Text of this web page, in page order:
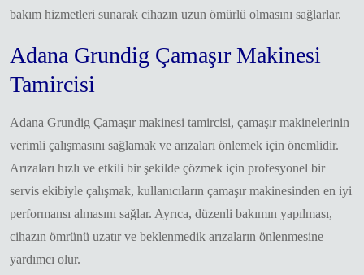
bakım hizmetleri sunarak cihazın uzun ömürlü olmasını sağlarlar.
Adana Grundig Çamaşır Makinesi
Tamircisi
Adana Grundig Çamaşır makinesi tamircisi, çamaşır makinelerinin
verimli çalışmasını sağlamak ve arızaları önlemek için önemlidir.
Arızaları hızlı ve etkili bir şekilde çözmek için profesyonel bir
servis ekibiyle çalışmak, kullanıcıların çamaşır makinesinden en iyi
performansı almasını sağlar. Ayrıca, düzenli bakımın yapılması,
cihazın ömrünü uzatır ve beklenmedik arızaların önlenmesine
yardımcı olur.